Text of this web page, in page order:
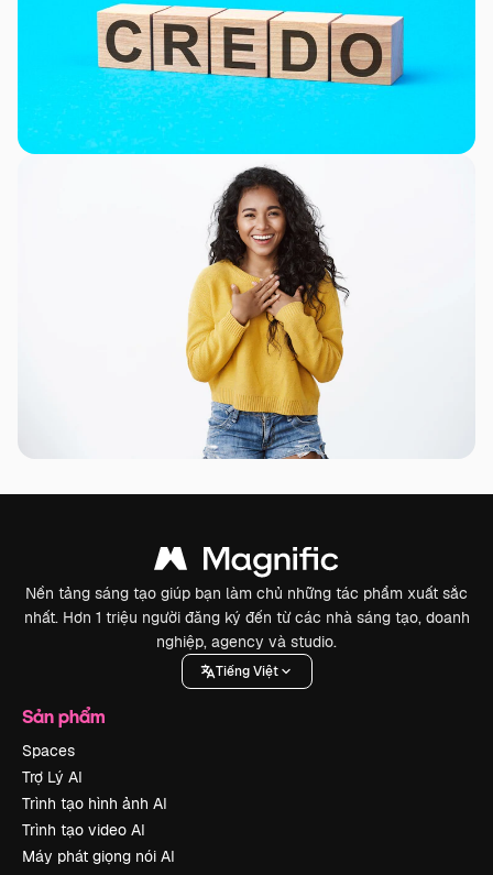
Nền tảng sáng tạo giúp bạn làm chủ những tác phẩm xuất sắc
nhất. Hơn 1 triệu người đăng ký đến từ các nhà sáng tạo, doanh
nghiệp, agency và studio.
Tiếng Việt
Sản phẩm
Spaces
Trợ Lý AI
Trình tạo hình ảnh AI
Trình tạo video AI
Máy phát giọng nói AI